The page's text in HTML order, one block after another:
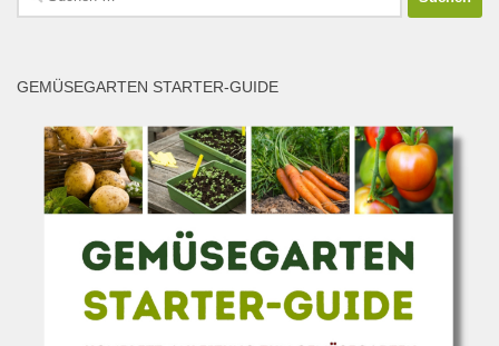
nach:
GEMÜSEGARTEN STARTER-GUIDE